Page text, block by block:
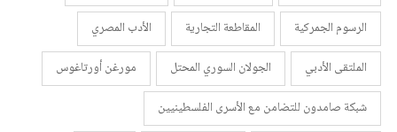
الرسوم الجمركية
المقاطعة التجارية
الأدب المصري
الملتقى الأدبي
الجولان السوري المحتل
مورغن أورتاغوس
شبكة صامدون للتضامن مع الأسرى الفلسطينيين